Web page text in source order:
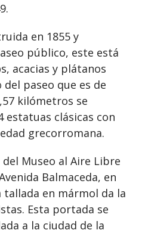
en 1855 y
público, este está
acacias y plátanos
paseo que es de
kilómetros se
estatuas clásicas con
grecorromana.
Museo al Aire Libre
Balmaceda, en
en mármol da la
Esta portada se
a la ciudad de la